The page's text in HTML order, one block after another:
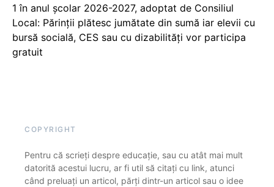
1 în anul școlar 2026-2027, adoptat de Consiliul
Local: Părinții plătesc jumătate din sumă iar elevii cu
bursă socială, CES sau cu dizabilităţi vor participa
gratuit
COPYRIGHT
Pentru că scrieți despre educație, sau cu atât mai mult
datorită acestui lucru, ar fi util să citați cu link, atunci
când preluați un articol, părți dintr-un articol sau o idee